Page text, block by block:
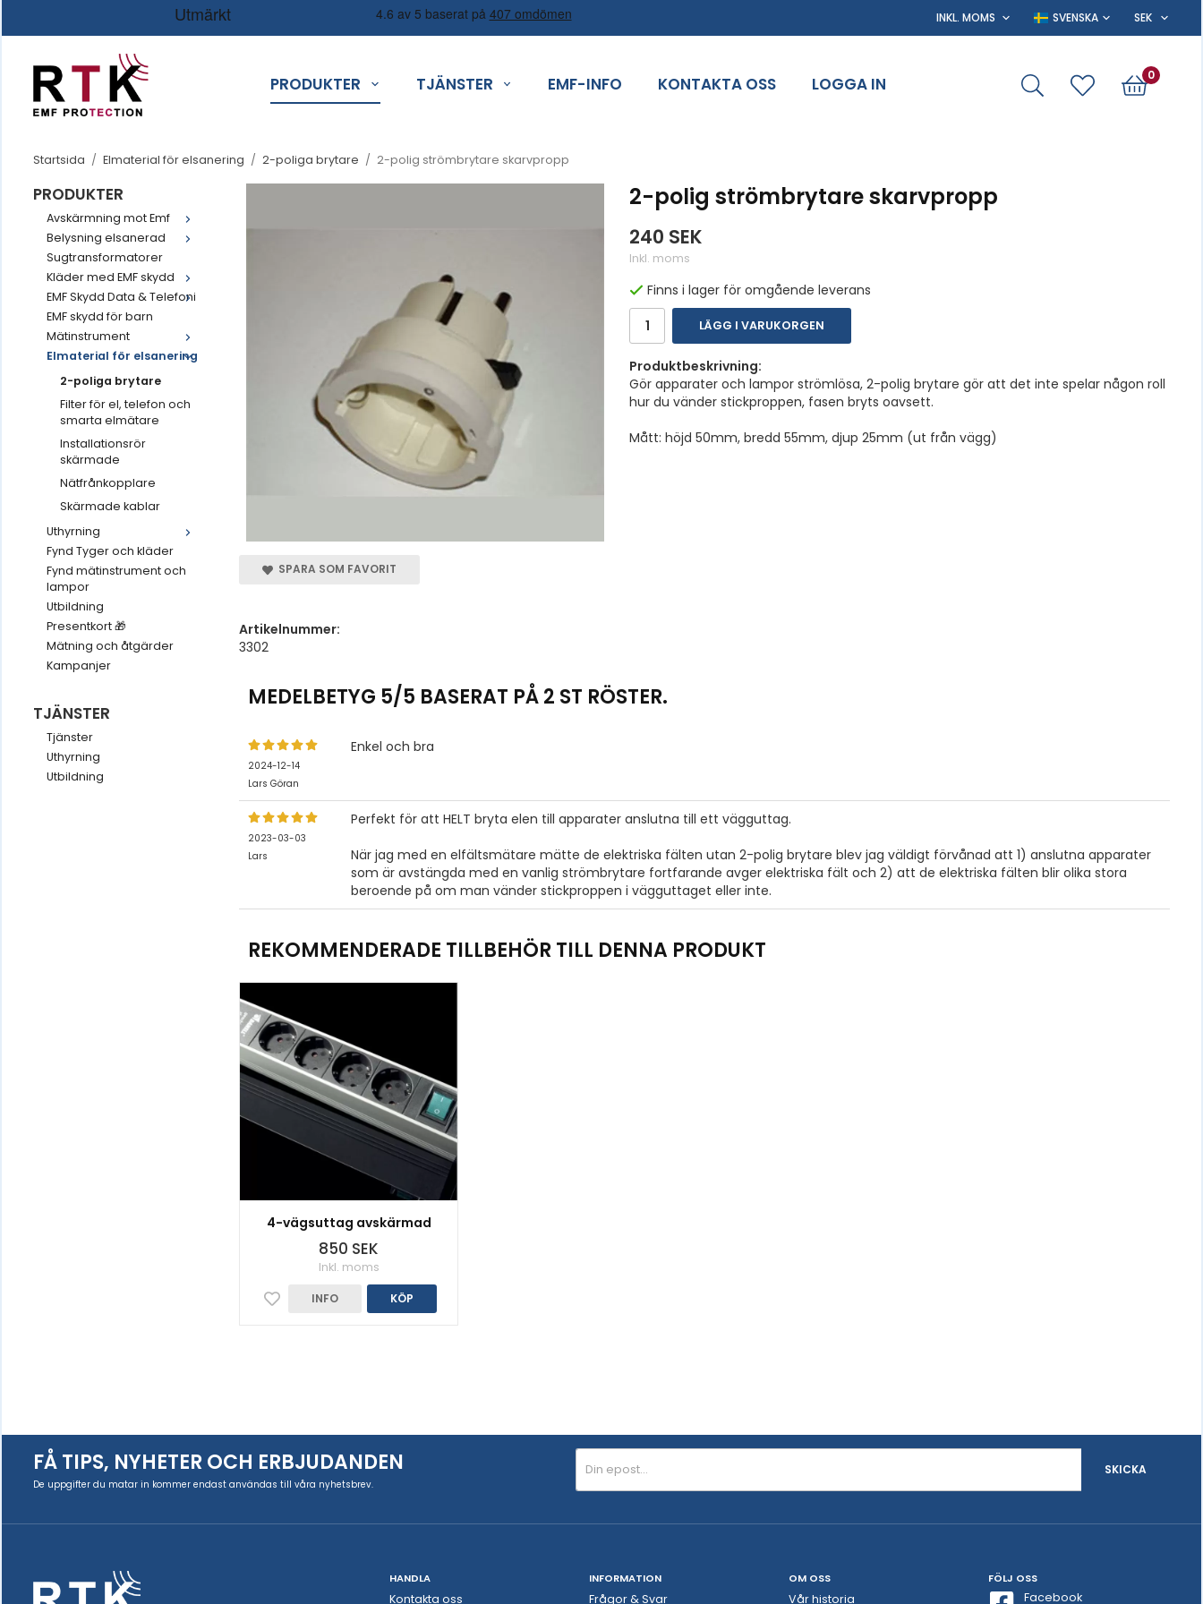
PRODUKTER TJÄNSTER EMF-INFO KONTAKTA OSS LOGGA IN 0
Startsida / Elmaterial för elsanering / 2-poliga brytare / 2-polig strömbrytare skarvpropp
PRODUKTER
Avskärmning mot Emf
Belysning elsanerad
Sugtransformatorer
Kläder med EMF skydd
EMF Skydd Data & Telefoni
EMF skydd för barn
Mätinstrument
Elmaterial för elsanering
2-poliga brytare
Filter för el, telefon och
smarta elmätare
Installationsrör
skärmade
Nätfrånkopplare
Skärmade kablar
Uthyrning
Fynd Tyger och kläder
Fynd mätinstrument och
lampor
Utbildning
Presentkort 🎁
Mätning och åtgärder
Kampanjer
TJÄNSTER
Tjänster
Uthyrning
Utbildning
2-polig strömbrytare skarvpropp
240 SEK
Inkl. moms
Finns i lager för omgående leverans
LÄGG I VARUKORGEN
Produktbeskrivning:
Gör apparater och lampor strömlösa, 2-polig brytare gör att det inte spelar någon roll
hur du vänder stickproppen, fasen bryts oavsett.
Mått: höjd 50mm, bredd 55mm, djup 25mm (ut från vägg)
SPARA SOM FAVORIT
Artikelnummer:
3302
MEDELBETYG 5/5 BASERAT PÅ2 ST RÖSTER.
2024-12-14
Lars Göran
Enkel och bra
2023-03-03
Lars
Perfekt för att HELT bryta elen till apparater anslutna till ett vägguttag.
När jag med en elfältsmätare mätte de elektriska fälten utan 2-polig brytare blev jag väldigt förvånad att 1) anslutna apparater
som är avstängda med en vanlig strömbrytare fortfarande avger elektriska fält och 2) att de elektriska fälten blir olika stora
beroende på om man vänder stickproppen i vägguttaget eller inte.
REKOMMENDERADE TILLBEHÖR TILL DENNA PRODUKT
4-vägsuttag avskärmad
850 SEK
Inkl. moms
INFO KÖP
FÅ TIPS, NYHETER OCH ERBJUDANDEN
De uppgifter du matar in kommer endast användas till våra nyhetsbrev.
SKICKA
HANDLA
Kontakta oss
INFORMATION
Frågor & Svar
OM OSS
Vår historia
FÖLJ OSS
Facebook